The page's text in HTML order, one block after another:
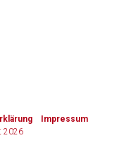
Impressum
2026